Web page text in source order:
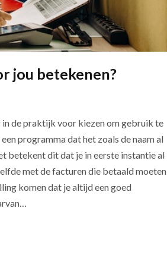
jou betekenen?
in de praktijk voor kiezen om gebruik te
programma dat het zoals de naam al
betekent dit dat je in eerste instantie al
met de facturen die betaald moeten
komen dat je altijd een goed